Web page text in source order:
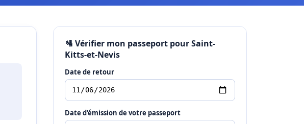
🛂 Vérifier mon passeport pour Saint-
Kitts-et-Nevis
Date de retour
Date d'émission de votre passeport